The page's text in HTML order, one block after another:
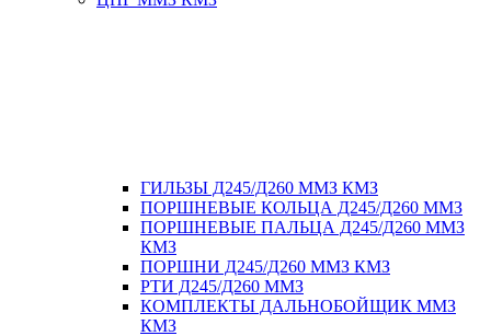
ГИЛЬЗЫ Д245/Д260 ММЗ КМЗ
ПОРШНЕВЫЕ КОЛЬЦА Д245/Д260 ММЗ
ПОРШНЕВЫЕ ПАЛЬЦА Д245/Д260 ММЗ
КМЗ
ПОРШНИ Д245/Д260 ММЗ КМЗ
РТИ Д245/Д260 ММЗ
КОМПЛЕКТЫ ДАЛЬНОБОЙЩИК ММЗ
КМЗ